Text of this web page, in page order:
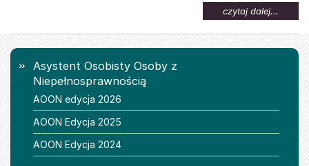
czytaj dalej...
temat:
Menu
Asystent Osobisty Osoby z
Niepełnosprawnością
AOON edycja 2026
AOON Edycja 2025
AOON Edycja 2024